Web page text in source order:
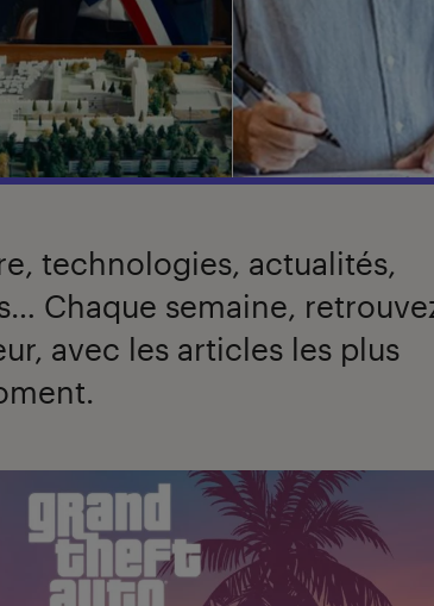
technologies, actualités,
Chaque semaine,
avec les articles les plus